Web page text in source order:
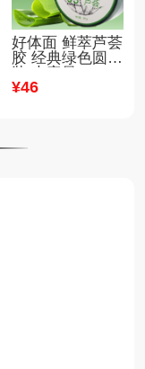
好体面 鲜萃芦荟
胶 经典绿色圆罐
装 大容量
¥46